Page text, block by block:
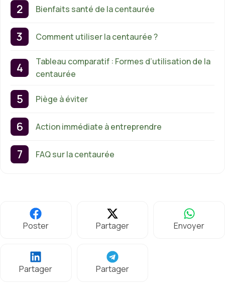
Bienfaits santé de la centaurée
Comment utiliser la centaurée ?
Tableau comparatif : Formes d’utilisation de la
centaurée
Piège à éviter
Action immédiate à entreprendre
FAQ sur la centaurée
Poster Partager Envoyer
Partager Partager